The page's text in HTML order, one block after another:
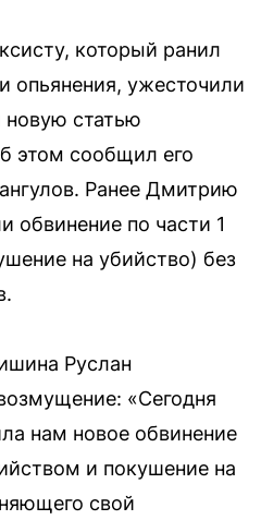
который ранил
опьянения, ужесточили
новую статью
этом сообщил его
Ранее Дмитрию
обвинение по части 1
на убийство) без
Руслан
«Сегодня
нам новое обвинение
и покушение на
свой